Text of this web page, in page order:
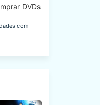
DVDs
com